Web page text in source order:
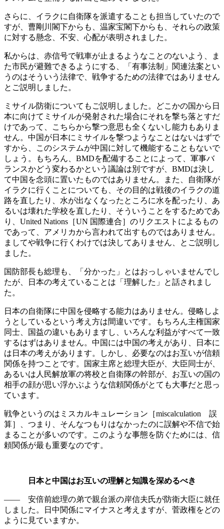
さらに、イラクに自衛隊を派遣することも担当していたので
すが、曹剛川閣下からも、温家宝閣下からも、それらの政策
に対する懸念、不安、心配が表明されました。
私からは、赤信号で戦車が止まるようなことのないよう、ま
た市民が避難できるようにする、「有事法制」関連法案とい
うのはそういう法律で、戦争するための法律ではありません
とご説明しました。
ミサイル防衛についてもご説明しました。どこかの国から日
本に向けてミサイルが発射された場合にそれを撃ち落とすだ
けであって、こちらから撃つ意思も全くないし能力もありま
せん。中国が日本にミサイルを撃つようなことはないはずで
すから、このシステムが中国に対して機能することもないで
しょう。もちろん、BMDを配備することによって、軍事バ
ランスかどう変わるかという議論は別ですが、BMDは決し
て中国を念頭に置いたものではありません。また、自衛隊が
イラクに行くことについても、その目的は戦後のイラクの道
路を直したり、水が出なくなったところに水を配ったり、あ
るいは壊れた学校を直したり、そういうことをするためであ
り、United Nations［UN 国際連合］のリクエストによるもの
であって、アメリカから言われて出すものではありません。
ましてや戦争に行くわけでは決してありません、とご説明し
ました。
国防部長も総理も、「分かった」とはおっしゃいませんでし
たが、日本の考えていることは「理解した」と話されまし
た。
日本の自衛隊に中国を侵略する能力はありません。侵略しよ
うとしているという考え方は間違いです。もちろん主権国家
同士、国益の違いもありますし、いろんな利益がすべて一致
するはずはありません。中国には中国の考えがあり、日本に
は日本の考えがあります。しかし、必要なのはお互いが信頼
関係を持つことです。国家主席と総理大臣が、大臣同士が、
あるいは人民解放軍の将校と自衛隊の幹部が、お互いの国の
相手の顔が思い浮かぶような信頼関係がとても大事だと思っ
ています。
戦争というのはミスカルキュレーション［miscalculation 誤
算］、つまり、そんなつもりはなかったのに誤解や不信で始
まることが多いのです。このような事態を防ぐためには、信
頼関係が最も重要なのです。
日本と中国はお互いの理解と知識を深めるべき
—— 安倍前総理の弟で親台派の岸信夫氏が防衛大臣に就任
しました。日中関係にマイナスと考えますが、菅政権をどの
ように見ていますか。